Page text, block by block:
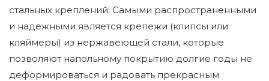
стальных креплений. Самыми распространенными
и надежными является крепежи (клипсы или
кляймеры) из нержавеющей стали, которые
позволяют напольному покрытию долгие годы не
деформироваться и радовать прекрасным